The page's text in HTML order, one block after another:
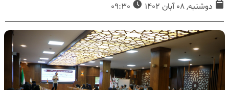
دوشنبه, 08 آبان 1402